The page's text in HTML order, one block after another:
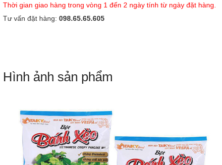
Thời gian giao hàng trong vòng 1 đến 2 ngày tính từ ngày đặt hàng.
Tư vấn đặt hàng: 098.65.65.605
Hình ảnh sản phẩm